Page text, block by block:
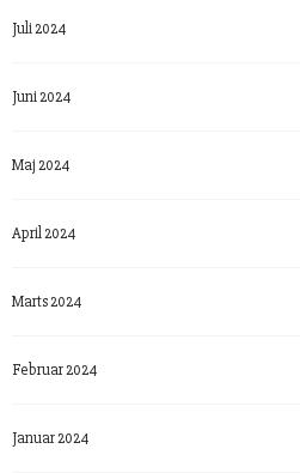
Juli 2024
Juni 2024
Maj 2024
April 2024
Marts 2024
Februar 2024
Januar 2024